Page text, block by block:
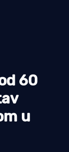
60
u